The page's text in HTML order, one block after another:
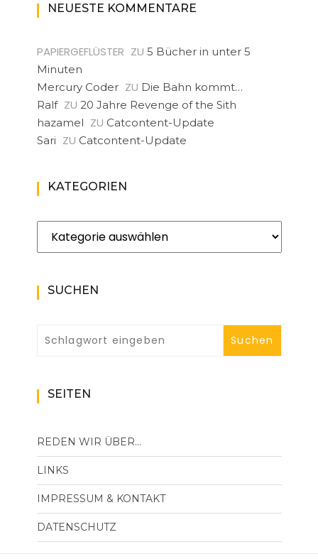
NEUESTE KOMMENTARE
PAPIERGEFLÜSTER ZU 5 Bücher in unter 5
Minuten
Mercury Coder ZU Die Bahn kommt…
Ralf ZU 20 Jahre Revenge of the Sith
hazamel ZU Catcontent-Update
Sari ZU Catcontent-Update
KATEGORIEN
SUCHEN
SEITEN
REDEN WIR ÜBER…
LINKS
IMPRESSUM & KONTAKT
DATENSCHUTZ